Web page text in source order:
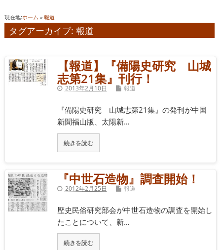
現在地:ホーム » 報道
タグアーカイブ: 報道
【報道】『備陽史研究 山城
志第21集』刊行！
2013年2月10日 報道
『備陽史研究 山城志第21集』の発刊が中国
新聞福山版、太陽新…
続きを読む
『中世石造物』調査開始！
2012年2月25日 報道
歴史民俗研究部会が中世石造物の調査を開始し
たことについて、新…
続きを読む